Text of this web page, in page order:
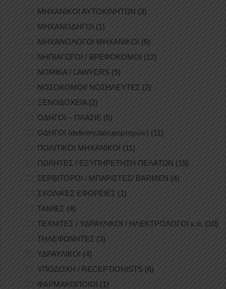
ΜΗΧΑΝΙΚΟΙ ΑΥΤΟΚΙΝΗΤΩΝ (3)
ΜΗΧΑΝΟΔΗΓΟΙ (1)
ΜΗΧΑΝΟΛΟΓΟΙ ΜΗΧΑΝΙΚΟΙ (6)
ΝΗΠΙΑΓΩΓΟΙ / ΒΡΕΦΟΚΟΜΟΙ (12)
ΝΟΜΙΚΑ / LAWYERS (5)
ΝΟΣΟΚΟΜΟΙ/ ΝΟΣΗΛΕΥΤΕΣ (2)
ΞΕΝΟΔΟΧΕΙΑ(2)
ΟΔΗΓΟΙ – ΠΛΑΣΙΕ (5)
ΟΔΗΓΟΙ (delivery,taxi,φορτηγών) (11)
ΠΟΛΙΤΙΚΟΙ ΜΗΧΑΝΙΚΟΙ (11)
ΠΩΛΗΤΕΣ / ΕΞΥΠΗΡΕΤΗΣΗ ΠΕΛΑΤΩΝ (15)
ΣΕΡΒΙΤΟΡΟΙ / ΜΠΑΡΙΣΤΕΣ/ BARMEN (4)
ΣΧΟΛΙΚΕΣ ΕΦΟΡΕΙΕΣ (1)
ΤΑΜΙΕΣ (4)
ΤΕΧΝΙΤΕΣ / ΥΔΡΑΥΛΙΚΟΙ / ΗΛΕΚΤΡΟΛΟΓΟΙ κ.ά. (10)
ΤΗΛΕΦΩΝΗΤΕΣ (3)
ΥΔΡΑΥΛΙΚΟΙ (4)
ΥΠΟΔΟΧΗ / RECEPTIONISTS (6)
ΦΑΡΜΑΚΟΠΟΙΟΙ (1)